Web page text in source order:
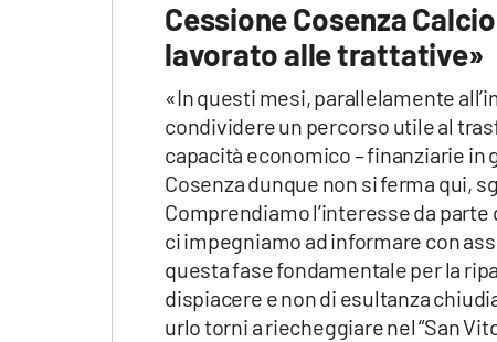
Cessione Cosenza
lavorato alle trattative»
«In questi mesi, parallelamente
condividere un percorso utile al
capacità economico – finanziarie in
Cosenza dunque non si ferma qui,
Comprendiamo l’interesse da
ci impegniamo ad informare con
questa fase fondamentale per la
dispiacere e non di esultanza
urlo torni a riecheggiare nel “San